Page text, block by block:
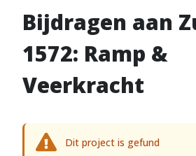
Bijdragen aan
1572: Ramp &
Veerkracht
Dit project is gefund